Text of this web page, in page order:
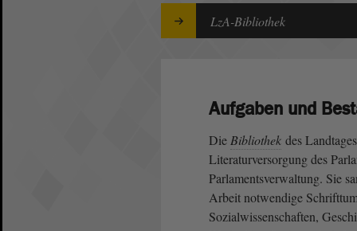
LzA-Bibliothek
Aufgaben und
Die Bibliothek des
Literaturversorgung des
Parlamentsverwaltung. Sie
Arbeit notwendige
Sozialwissenschaften,